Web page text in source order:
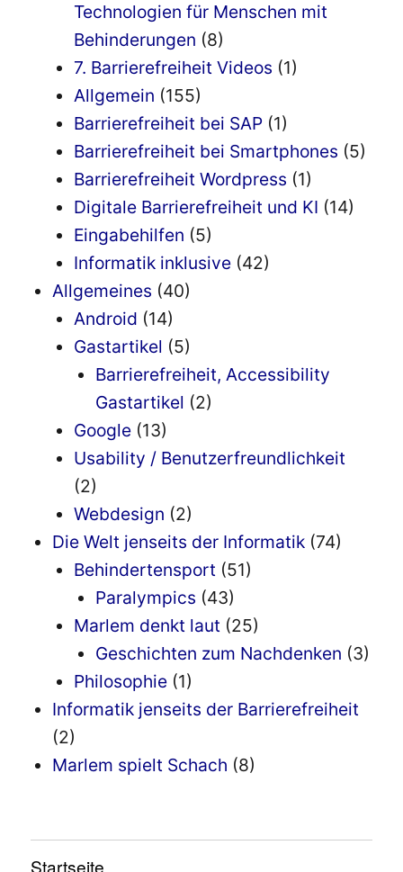
Technologien für Menschen mit
Behinderungen (8)
7. Barrierefreiheit Videos (1)
Allgemein (155)
Barrierefreiheit bei SAP (1)
Barrierefreiheit bei Smartphones (5)
Barrierefreiheit Wordpress (1)
Digitale Barrierefreiheit und KI (14)
Eingabehilfen (5)
Informatik inklusive (42)
Allgemeines (40)
Android (14)
Gastartikel (5)
Barrierefreiheit, Accessibility
Gastartikel (2)
Google (13)
Usability / Benutzerfreundlichkeit
(2)
Webdesign (2)
Die Welt jenseits der Informatik (74)
Behindertensport (51)
Paralympics (43)
Marlem denkt laut (25)
Geschichten zum Nachdenken (3)
Philosophie (1)
Informatik jenseits der Barrierefreiheit
(2)
Marlem spielt Schach (8)
Startseite